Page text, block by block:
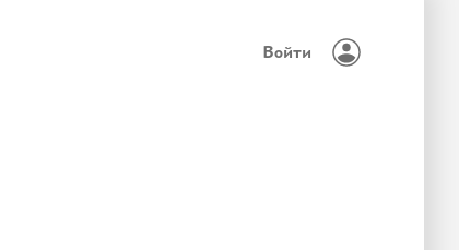
Войти